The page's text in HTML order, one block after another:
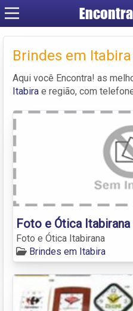
Brindes em Itabira
Aqui você Encontra! as
Itabira e região, com
Foto e Ótica Itabirana
Foto e Ótica Itabirana
Brindes em Itabira